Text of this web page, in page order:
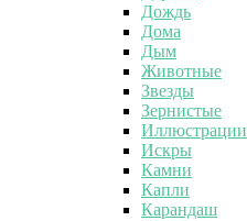
Дождь
Дома
Дым
Животные
Звезды
Зернистые
Иллюстрации
Искры
Камни
Капли
Карандаш